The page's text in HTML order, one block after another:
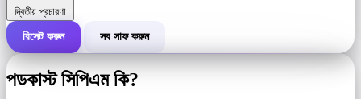
দ্বিতীয় প্রচারণা
একটি প্রচারণার মোট খরচ
রিসেট করুন সব সাফ করুন
পডকাস্ট সিপিএম কি?